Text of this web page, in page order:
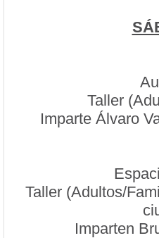
Taller
Imparte Álvaro
Taller (Adultos/
Imparten